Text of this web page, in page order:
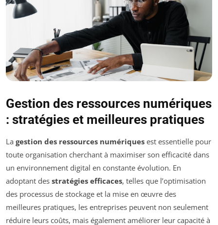
Gestion des ressources numériques
: stratégies et meilleures pratiques
La gestion des ressources numériques est essentielle pour
toute organisation cherchant à maximiser son efficacité dans
un environnement digital en constante évolution. En
adoptant des stratégies efficaces, telles que l’optimisation
des processus de stockage et la mise en œuvre des
meilleures pratiques, les entreprises peuvent non seulement
réduire leurs coûts, mais également améliorer leur capacité à